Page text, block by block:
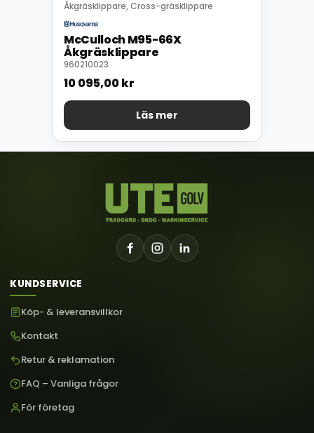
Åkgräsklippare, Cross-gräsklippare
McCulloch M95-66X
Åkgräsklippare
960210023
10 095,00kr
Läs mer
KUNDSERVICE
Köp- & leveransvillkor
Kontakt
Retur & reklamation
FAQ – Vanliga frågor
För företag